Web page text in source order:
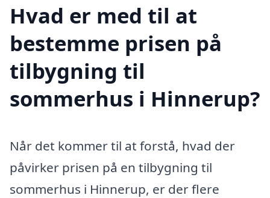
Hvad er med til at
bestemme prisen på
tilbygning til
sommerhus i Hinnerup?
Når det kommer til at forstå, hvad der
påvirker prisen på en tilbygning til
sommerhus i Hinnerup, er der flere